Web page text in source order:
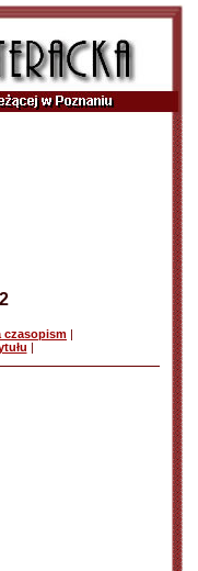
czasopism |
|